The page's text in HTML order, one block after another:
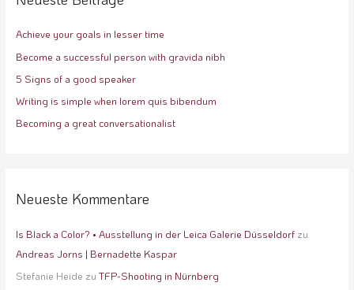
n
a
c
Achieve your goals in lesser time
Become a successful person with gravida nibh
5 Signs of a good speaker
Writing is simple when lorem quis bibendum
Becoming a great conversationalist
Neueste Kommentare
Is Black a Color? • Ausstellung in der Leica Galerie Düsseldorfzu
Andreas Jorns | Bernadette Kaspar
Stefanie Heide zu TFP-Shooting in Nürnberg